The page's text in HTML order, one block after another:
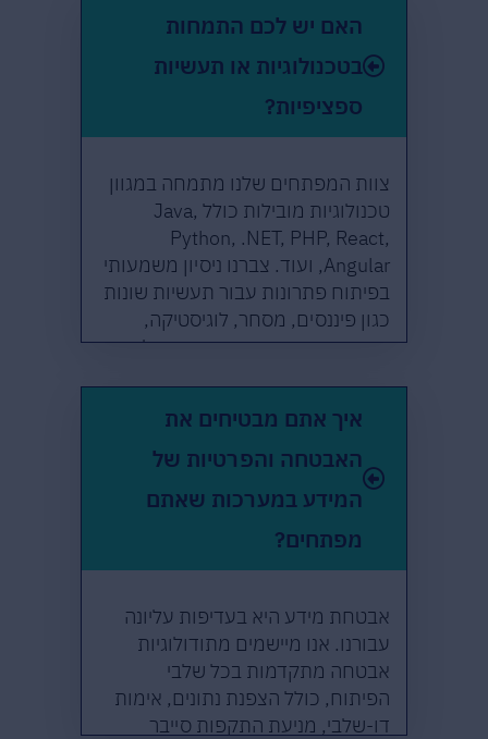
מלאה ותקשורת רציפה עם הלקוח.
האם יש לכם התמחות
בטכנולוגיות או תעשיות
ספציפיות?
צוות המפתחים שלנו מתמחה במגוון
טכנולוגיות מובילות כולל Java,
Python, .NET, PHP, React,
Angular, ועוד. צברנו ניסיון משמעותי
בפיתוח פתרונות עבור תעשיות שונות
כגון פיננסים, מסחר, לוגיסטיקה,
בריאות וחינוך. הניסיון המגוון שלנו
של כל פרויקט.
איך אתם מבטיחים את
האבטחה והפרטיות של
המידע במערכות שאתם
מפתחים?
אבטחת מידע היא בעדיפות עליונה
עבורנו. אנו מיישמים מתודולוגיות
אבטחה מתקדמות בכל שלבי
הפיתוח, כולל הצפנת נתונים, אימות
דו-שלבי, מניעת התקפות סייבר